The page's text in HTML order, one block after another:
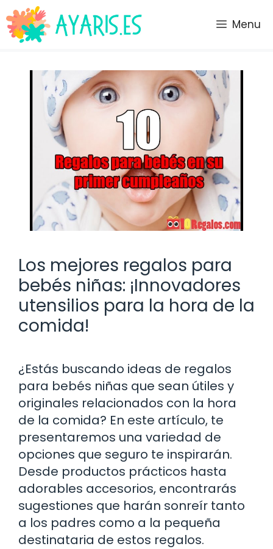
Saltar
al
contenido
Menu
Los mejores regalos para
bebés niñas: ¡Innovadores
utensilios para la hora de la
comida!
¿Estás buscando ideas de regalos
para bebés niñas que sean útiles y
originales relacionados con la hora
de la comida? En este artículo, te
presentaremos una variedad de
opciones que seguro te inspirarán.
Desde productos prácticos hasta
adorables accesorios, encontrarás
sugestiones que harán sonreír tanto
a los padres como a la pequeña
destinataria de estos regalos.